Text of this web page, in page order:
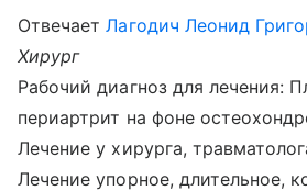
ОтвечаетЛагодич Леонид
Хирург
Рабочий диагноз для лечения:
периартрит на фоне
Лечение у хирурга,
Лечение упорное, длительное,